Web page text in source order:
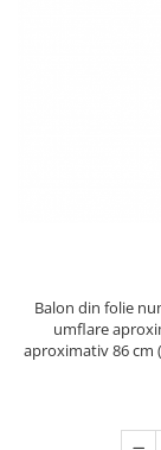
Balon din folie
umflare
aproximativ 86 cm